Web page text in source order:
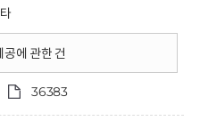
에 관한 건
36383